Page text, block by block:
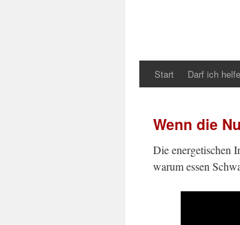
Start Darf ich
Wenn die
Die energetischen
warum essen